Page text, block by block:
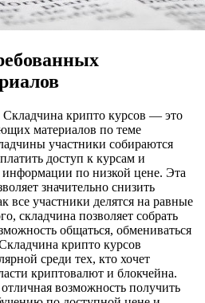
крипто курсов — это
материалов по теме
участники собираются
доступ к курсам и
по низкой цене. Эта
значительно снизить
все участники делятся на равные
складчина позволяет собрать
общаться, обмениваться
крипто курсов
среди тех, кто хочет
криптовалют и блокчейна.
возможность получить